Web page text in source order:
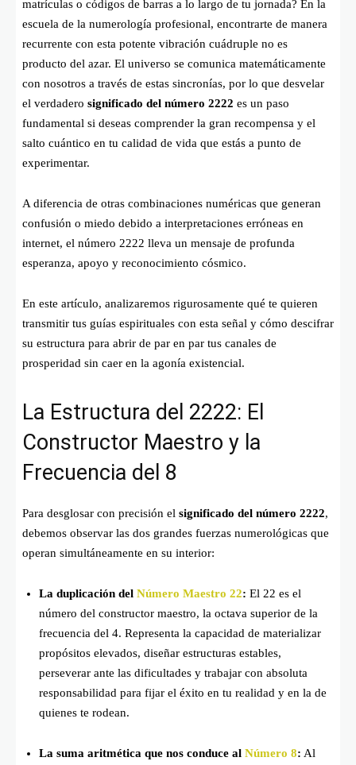
matrículas o códigos de barras a lo largo de tu jornada? En la
escuela de la numerología profesional, encontrarte de manera
recurrente con esta potente vibración cuádruple no es
producto del azar. El universo se comunica matemáticamente
con nosotros a través de estas sincronías, por lo que desvelar
el verdadero significado del número 2222 es un paso
fundamental si deseas comprender la gran recompensa y el
salto cuántico en tu calidad de vida que estás a punto de
experimentar.
A diferencia de otras combinaciones numéricas que generan
confusión o miedo debido a interpretaciones erróneas en
internet, el número 2222 lleva un mensaje de profunda
esperanza, apoyo y reconocimiento cósmico.
En este artículo, analizaremos rigurosamente qué te quieren
transmitir tus guías espirituales con esta señal y cómo descifrar
su estructura para abrir de par en par tus canales de
prosperidad sin caer en la agonía existencial.
La Estructura del 2222: El
Constructor Maestro y la
Frecuencia del 8
Para desglosar con precisión el significado del número 2222,
debemos observar las dos grandes fuerzas numerológicas que
operan simultáneamente en su interior:
La duplicación del Número Maestro 22: El 22 es el
número del constructor maestro, la octava superior de la
frecuencia del 4. Representa la capacidad de materializar
propósitos elevados, diseñar estructuras estables,
perseverar ante las dificultades y trabajar con absoluta
responsabilidad para fijar el éxito en tu realidad y en la de
quienes te rodean.
La suma aritmética que nos conduce al Número 8: Al